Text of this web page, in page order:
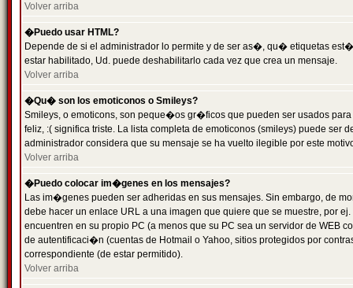
Volver arriba
�Puedo usar HTML?
Depende de si el administrador lo permite y de ser as�, qu� etiquetas
estar habilitado, Ud. puede deshabilitarlo cada vez que crea un mensaje.
Volver arriba
�Qu� son los emoticonos o Smileys?
Smileys, o emoticons, son peque�os gr�ficos que pueden ser usados
feliz, :( significa triste. La lista completa de emoticonos (smileys) puede
administrador considera que su mensaje se ha vuelto ilegible por este
Volver arriba
�Puedo colocar im�genes en los mensajes?
Las im�genes pueden ser adheridas en sus mensajes. Sin embargo, de
debe hacer un enlace URL a una imagen que quiere que se muestre, por
encuentren en su propio PC (a menos que su PC sea un servidor de
de autentificaci�n (cuentas de Hotmail o Yahoo, sitios protegidos por
correspondiente (de estar permitido).
Volver arriba